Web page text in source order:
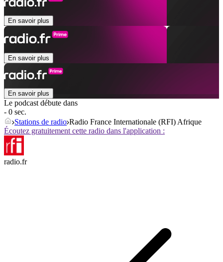
En savoir plus
En savoir plus
En savoir plus
Le podcast débute dans
- 0 sec.
Stations de radio Radio France Internationale (RFI) Afrique
Écoutez gratuitement cette radio dans l'application :
radio.fr